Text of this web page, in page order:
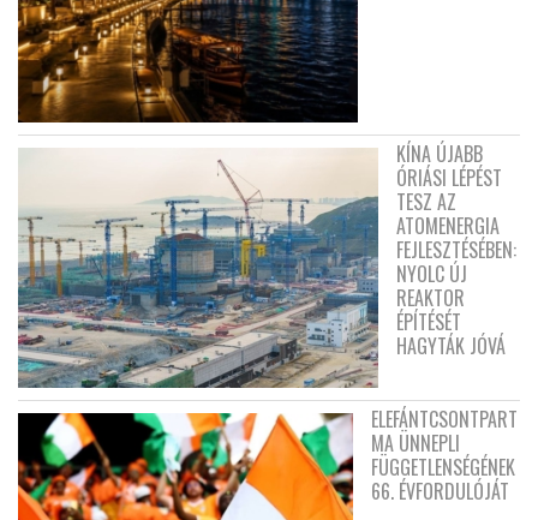
KÍNA ÚJABB
ÓRIÁSI LÉPÉST
TESZ AZ
ATOMENERGIA
FEJLESZTÉSÉBEN:
NYOLC ÚJ
REAKTOR
ÉPÍTÉSÉT
HAGYTÁK JÓVÁ
ELEFÁNTCSONTPART
MA ÜNNEPLI
FÜGGETLENSÉGÉNEK
66. ÉVFORDULÓJÁT